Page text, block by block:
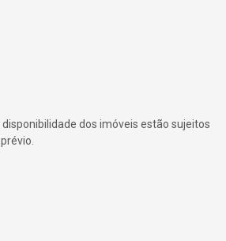
dos imóveis estão sujeitos